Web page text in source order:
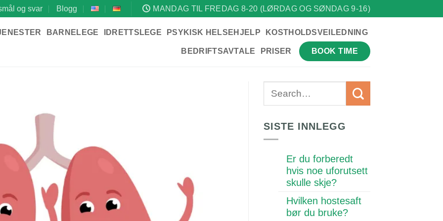
og svar Blogg MANDAG TIL FREDAG 8-20 (LØRDAG OG SØNDAG 9-16)
BARNELEGE IDRETTSLEGE PSYKISK HELSEHJELP KOSTHOLDSVEILEDNING
BEDRIFTSAVTALE PRISER BOOK TIME
SISTE INNLEGG
Er du forberedt
hvis noe uforutsett
skulle skje?
Hvilken hostesaft
bør du bruke?